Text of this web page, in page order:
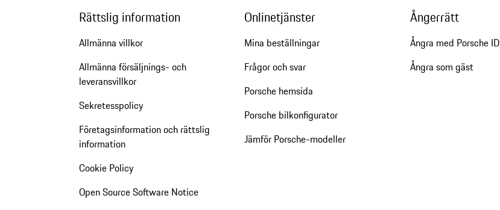
Rättslig information
Allmänna villkor
Allmänna försäljnings- och
leveransvillkor
Sekretesspolicy
Företagsinformation och rättslig
information
Cookie Policy
Open Source Software Notice
Onlinetjänster
Mina beställningar
Frågor och svar
Porsche hemsida
Porsche bilkonfigurator
Jämför Porsche-modeller
Ångerrätt
Ångra med Porsche ID
Ångra som gäst